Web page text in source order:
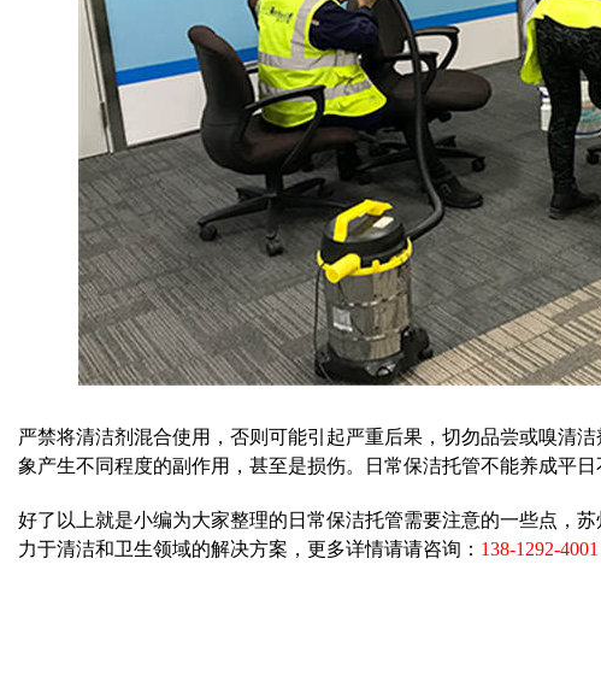
严禁将清洁剂混合使用，否则可能引起严重后果，切勿品尝或嗅清
象产生不同程度的副作用，甚至是损伤。日常保洁托管不能养成平
好了以上就是小编为大家整理的日常保洁托管需要注意的一些点，苏
力于清洁和卫生领域的解决方案，更多详情请请咨询： 138-1292-